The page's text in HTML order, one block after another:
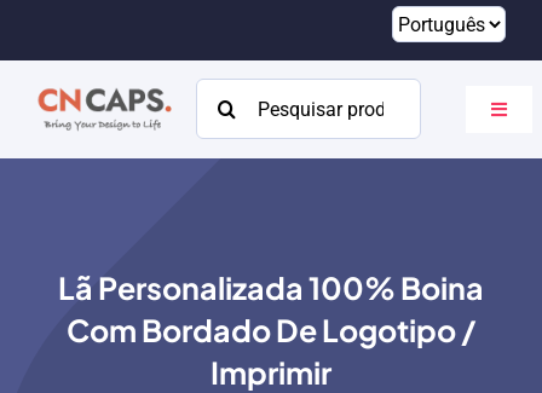
conteúdo
Procurar:
Catálogo
Lã Personalizada 100% Boina
Com Bordado De Logotipo /
Imprimir